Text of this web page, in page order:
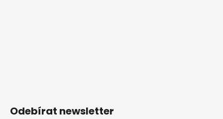
Odebírat newsletter